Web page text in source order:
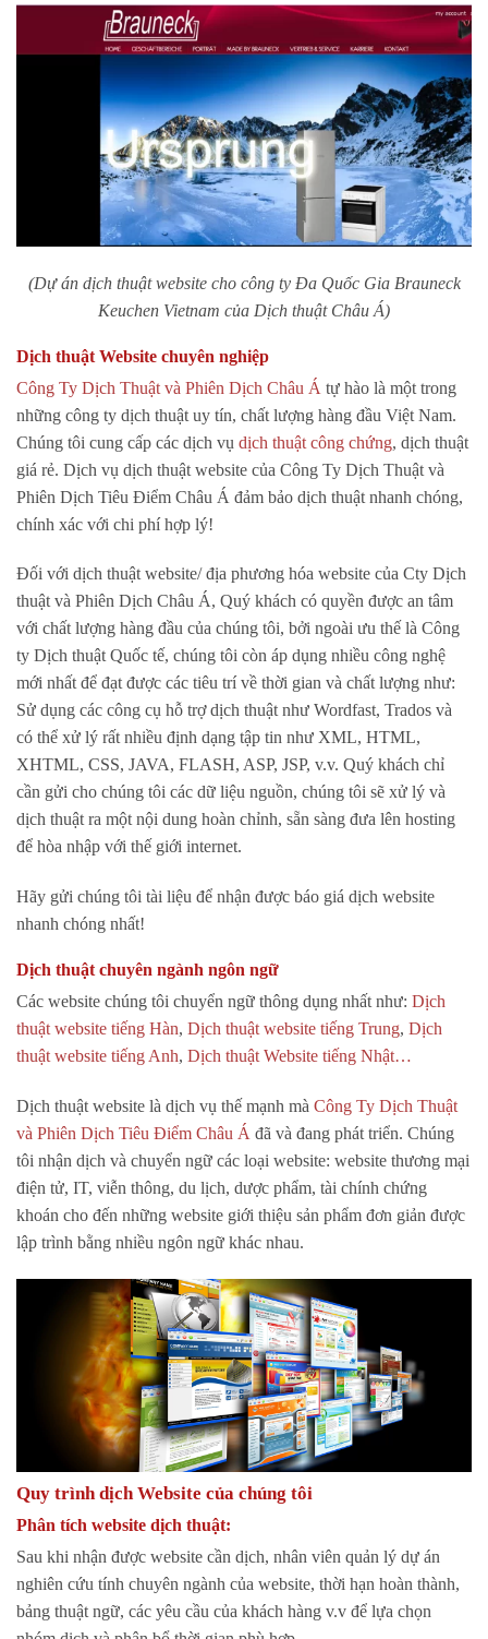
(Dự án dịch thuật website cho công ty Đa Quốc Gia Brauneck
Keuchen Vietnam của Dịch thuật Châu Á)
Dịch thuật Website chuyên nghiệp
Công Ty Dịch Thuật và Phiên Dịch Châu Á tự hào là một trong
những công ty dịch thuật uy tín, chất lượng hàng đầu Việt Nam.
Chúng tôi cung cấp các dịch vụ dịch thuật công chứng, dịch thuật
giá rẻ. Dịch vụ dịch thuật website của Công Ty Dịch Thuật và
Phiên Dịch Tiêu Điểm Châu Á đảm bảo dịch thuật nhanh chóng,
chính xác với chi phí hợp lý!
Đối với dịch thuật website/ địa phương hóa website của Cty Dịch
thuật và Phiên Dịch Châu Á, Quý khách có quyền được an tâm
với chất lượng hàng đầu của chúng tôi, bởi ngoài ưu thế là Công
ty Dịch thuật Quốc tế, chúng tôi còn áp dụng nhiều công nghệ
mới nhất để đạt được các tiêu trí về thời gian và chất lượng như:
Sử dụng các công cụ hỗ trợ dịch thuật như Wordfast, Trados và
có thể xử lý rất nhiều định dạng tập tin như XML, HTML,
XHTML, CSS, JAVA, FLASH, ASP, JSP, v.v. Quý khách chỉ
cần gửi cho chúng tôi các dữ liệu nguồn, chúng tôi sẽ xử lý và
dịch thuật ra một nội dung hoàn chỉnh, sẵn sàng đưa lên hosting
để hòa nhập với thế giới internet.
Hãy gửi chúng tôi tài liệu để nhận được báo giá dịch website
nhanh chóng nhất!
Dịch thuật chuyên ngành ngôn ngữ
Các website chúng tôi chuyển ngữ thông dụng nhất như: Dịch
thuật website tiếng Hàn, Dịch thuật website tiếng Trung, Dịch
thuật website tiếng Anh, Dịch thuật Website tiếng Nhật…
Dịch thuật website là dịch vụ thế mạnh mà Công Ty Dịch Thuật
và Phiên Dịch Tiêu Điểm Châu Á đã và đang phát triển. Chúng
tôi nhận dịch và chuyển ngữ các loại website: website thương mại
điện tử, IT, viễn thông, du lịch, dược phẩm, tài chính chứng
khoán cho đến những website giới thiệu sản phẩm đơn giản được
lập trình bằng nhiều ngôn ngữ khác nhau.
Quy trình dịch Website của chúng tôi
Phân tích website dịch thuật:
Sau khi nhận được website cần dịch, nhân viên quản lý dự án
nghiên cứu tính chuyên ngành của website, thời hạn hoàn thành,
bảng thuật ngữ, các yêu cầu của khách hàng v.v để lựa chọn